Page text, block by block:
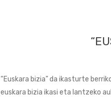
“Euskara bizia” da ikasturte
euskara bizia ikasi eta lantzeko